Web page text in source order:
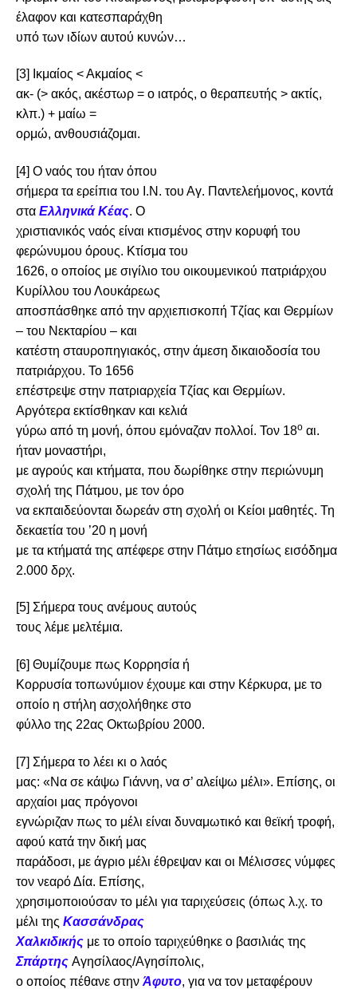
έλαφον και κατεσπαράχθη
υπό των ιδίων αυτού κυνών…
[3]
Ικμαίος < Ακμαίος <
ακ- (> ακός, ακέστωρ = ο ιατρός, ο θεραπευτής > ακτίς,
κλπ.) + μαίω =
ορμώ, ανθουσιάζομαι.
[4] Ο ναός του ήταν όπου
σήμερα τα ερείπια του Ι.Ν. του Αγ. Παντελεήμονος, κοντά
στα Ελληνικά Κέας. Ο
χριστιανικός ναός είναι κτισμένος στην κορυφή του
φερώνυμου όρους. Κτίσμα του
1626, ο οποίος με σιγίλιο του οικουμενικού πατριάρχου
Κυρίλλου του Λουκάρεως
αποσπάσθηκε από την αρχιεπισκοπή Τζίας και Θερμίων
– του Νεκταρίου – και
κατέστη σταυροπηγιακός, στην άμεση δικαιοδοσία του
πατριάρχου. Το 1656
επέστρεψε στην πατριαρχεία Τζίας και Θερμίων.
Αργότερα εκτίσθηκαν και κελιά
γύρω από τη μονή, όπου εμόναζαν πολλοί. Τον 18ο αι.
ήταν μοναστήρι,
με αγρούς και κτήματα, που δωρίθηκε στην περιώνυμη
σχολή της Πάτμου, με τον όρο
να εκπαιδεύονται δωρεάν στη σχολή οι Κείοι μαθητές. Τη
δεκαετία του ’20 η μονή
με τα κτήματά της απέφερε στην Πάτμο ετησίως εισόδημα
2.000 δρχ.
[5] Σήμερα τους ανέμους αυτούς
τους λέμε μελτέμια.
[6] Θυμίζουμε πως Κορρησία ή
Κορρυσία τοπωνύμιον έχουμε και στην Κέρκυρα, με το
οποίο η στήλη ασχολήθηκε στο
φύλλο της 22ας Οκτωβρίου 2000.
[7] Σήμερα το λέει κι ο λαός
μας: «Να σε κάψω Γιάννη, να σ’ αλείψω μέλι». Επίσης, οι
αρχαίοι μας πρόγονοι
εγνώριζαν πως το μέλι είναι δυναμωτικό και θεϊκή τροφή,
αφού κατά την δική μας
παράδοσι, με άγριο μέλι έθρεψαν και οι Μέλισσες νύμφες
τον νεαρό Δία. Επίσης,
χρησιμοποιούσαν το μέλι για ταριχεύσεις (όπως λ.χ. το
μέλι της Κασσάνδρας
Χαλκιδικής με το οποίο ταριχεύθηκε ο βασιλιάς της
Σπάρτης Αγησίλαος/Αγησίπολις,
ο οποίος πέθανε στην Άφυτο, για να τον μεταφέρουν